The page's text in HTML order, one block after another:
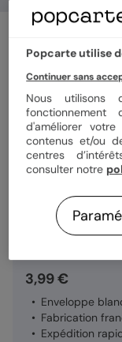
Unique bleu
Format
Papier
Quantité
3,99 €
Enveloppe
Fabrication
Expédition
Popcarte utilise
Continuer sans
Nous utilisons
d'améliorer
contenus et/ou
centres
consulter notre